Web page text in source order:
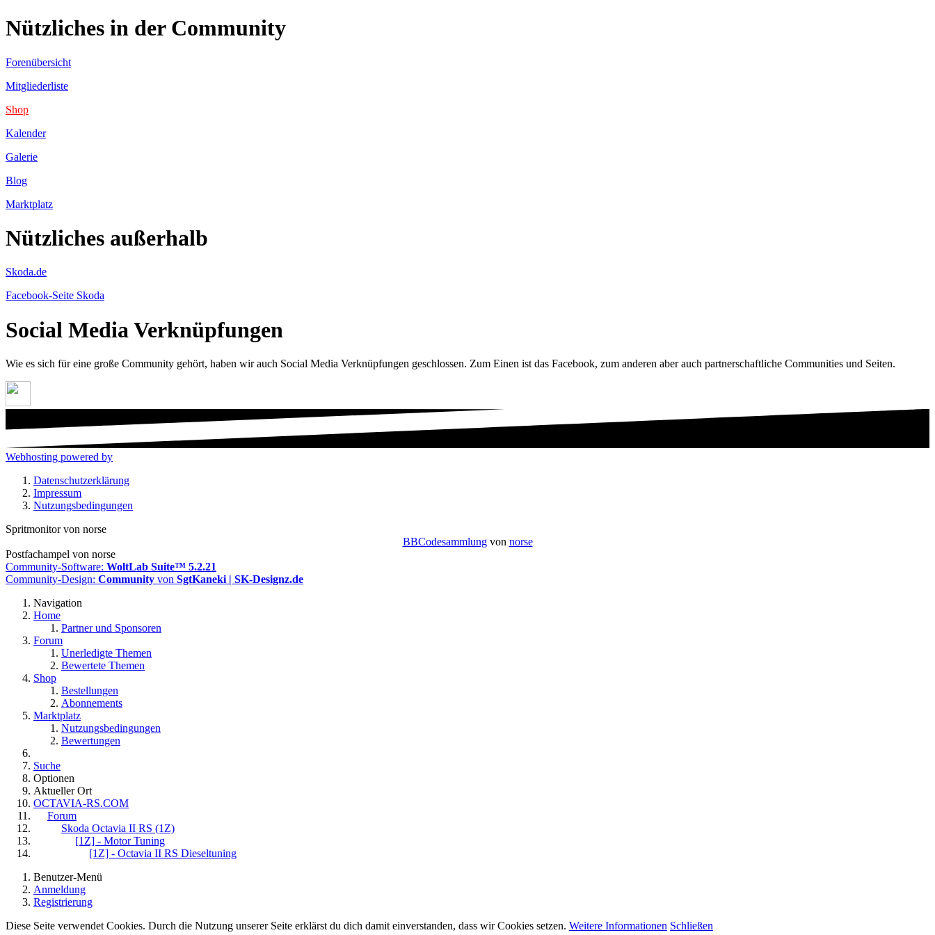
Nützliches in der Community
Forenübersicht
Mitgliederliste
Shop
Kalender
Galerie
Blog
Marktplatz
Nützliches außerhalb
Skoda.de
Facebook-Seite Skoda
Social Media Verknüpfungen
Wie es sich für eine große Community gehört, haben wir auch Social Media Verknüpfungen geschlossen. Zum Einen ist das Facebook, zum anderen aber auch partnerschaftliche Communities und Seiten.
Webhosting powered by
Datenschutzerklärung
Impressum
Nutzungsbedingungen
Spritmonitor von norse
BBCodesammlungvon norse
Postfachampel von norse
Community-Software: WoltLab Suite™ 5.2.21
Community-Design: Community von SgtKaneki | SK-Designz.de
Navigation
Home
Partner und Sponsoren
Forum
Unerledigte Themen
Bewertete Themen
Shop
Bestellungen
Abonnements
Marktplatz
Nutzungsbedingungen
Bewertungen
Suche
Optionen
Aktueller Ort
OCTAVIA-RS.COM
Forum
Skoda Octavia II RS (1Z)
[1Z] - Motor Tuning
[1Z] - Octavia II RS Dieseltuning
Benutzer-Menü
Anmeldung
Registrierung
Diese Seite verwendet Cookies. Durch die Nutzung unserer Seite erklärst du dich damit einverstanden, dass wir Cookies setzen. Weitere Informationen Schließen